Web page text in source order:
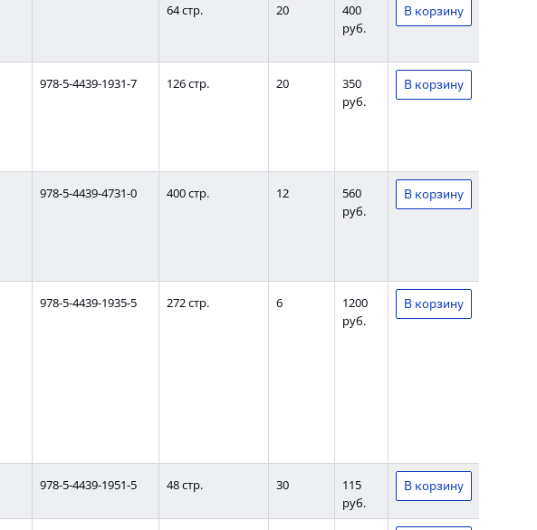
64 стр. 20
400
руб.
978-5-4439-1931-7 126 стр. 20
350
руб.
978-5-4439-4731-0 400 стр. 12
560
руб.
978-5-4439-1935-5 272 стр. 6
1200
руб.
978-5-4439-1951-5 48 стр. 30
115
руб.